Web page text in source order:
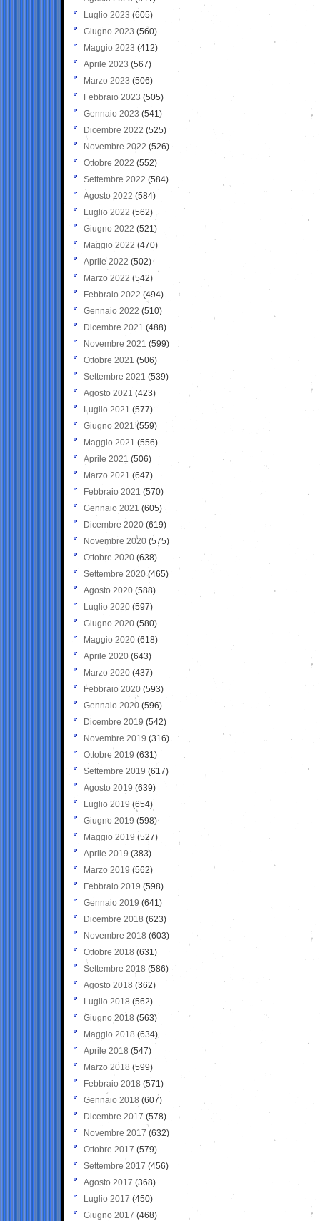
Luglio 2023 (605)
Giugno 2023 (560)
Maggio 2023 (412)
Aprile 2023 (567)
Marzo 2023 (506)
Febbraio 2023 (505)
Gennaio 2023 (541)
Dicembre 2022 (525)
Novembre 2022 (526)
Ottobre 2022 (552)
Settembre 2022 (584)
Agosto 2022 (584)
Luglio 2022 (562)
Giugno 2022 (521)
Maggio 2022 (470)
Aprile 2022 (502)
Marzo 2022 (542)
Febbraio 2022 (494)
Gennaio 2022 (510)
Dicembre 2021 (488)
Novembre 2021 (599)
Ottobre 2021 (506)
Settembre 2021 (539)
Agosto 2021 (423)
Luglio 2021 (577)
Giugno 2021(559)
Maggio 2021 (556)
Aprile 2021 (506)
Marzo 2021 (647)
Febbraio 2021 (570)
Gennaio 2021 (605)
Dicembre 2020 (619)
Novembre 2020 (575)
Ottobre 2020 (638)
Settembre 2020(465)
Agosto 2020 (588)
Luglio 2020 (597)
Giugno 2020 (580)
Maggio 2020 (618)
Aprile 2020 (643)
Marzo 2020 (437)
Febbraio 2020 (593)
Gennaio 2020 (596)
Dicembre 2019 (542)
Novembre 2019 (316)
Ottobre 2019 (631)
Settembre 2019 (617)
Agosto 2019 (639)
Luglio 2019 (654)
Giugno 2019 (598)
Maggio 2019 (527)
Aprile 2019 (383)
Marzo 2019 (562)
Febbraio 2019 (598)
Gennaio 2019 (641)
Dicembre 2018 (623)
Novembre 2018 (603)
Ottobre 2018 (631)
Settembre 2018 (586)
Agosto 2018 (362)
Luglio 2018 (562)
Giugno 2018 (563)
Maggio 2018 (634)
Aprile 2018 (547)
Marzo 2018 (599)
Febbraio 2018 (571)
Gennaio 2018 (607)
Dicembre 2017 (578)
Novembre 2017 (632)
Ottobre 2017 (579)
Settembre 2017 (456)
Agosto 2017 (368)
Luglio 2017 (450)
Giugno 2017 (468)